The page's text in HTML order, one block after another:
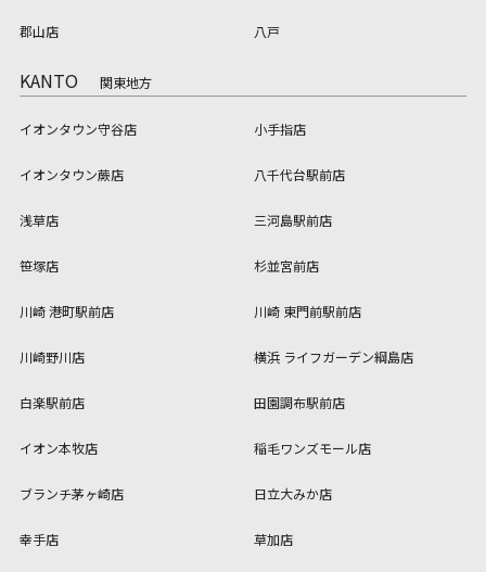
郡山店 八戸
KANTO 関東地方
イオンタウン守谷店 小手指店
イオンタウン蕨店 八千代台駅前店
浅草店 三河島駅前店
笹塚店 杉並宮前店
川崎 港町駅前店 川崎 東門前駅前店
川崎野川店 横浜 ライフガーデン綱島店
白楽駅前店 田園調布駅前店
イオン本牧店 稲毛ワンズモール店
ブランチ茅ヶ崎店 日立大みか店
幸手店 草加店